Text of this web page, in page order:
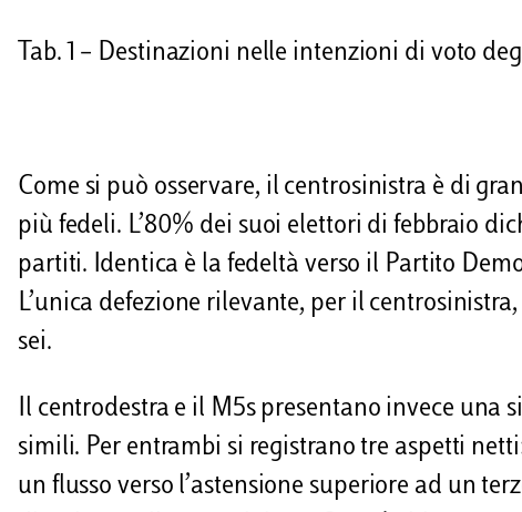
Tab. 1 – Destinazioni nelle intenzioni di voto
Come si può osservare, il centrosinistra è di
più fedeli. L’80% dei suoi elettori di febbraio
partiti. Identica è la fedeltà verso il Partito
L’unica defezione rilevante, per il
sei.
Il centrodestra e il M5s presentano invece una
simili. Per entrambi si registrano tre aspetti
un flusso verso l’astensione superiore ad un